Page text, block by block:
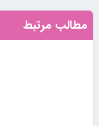
مطالب مرتبط